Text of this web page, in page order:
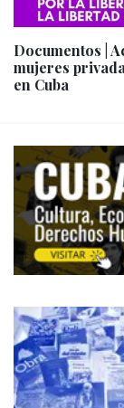
Documentos |
mujeres
en Cuba